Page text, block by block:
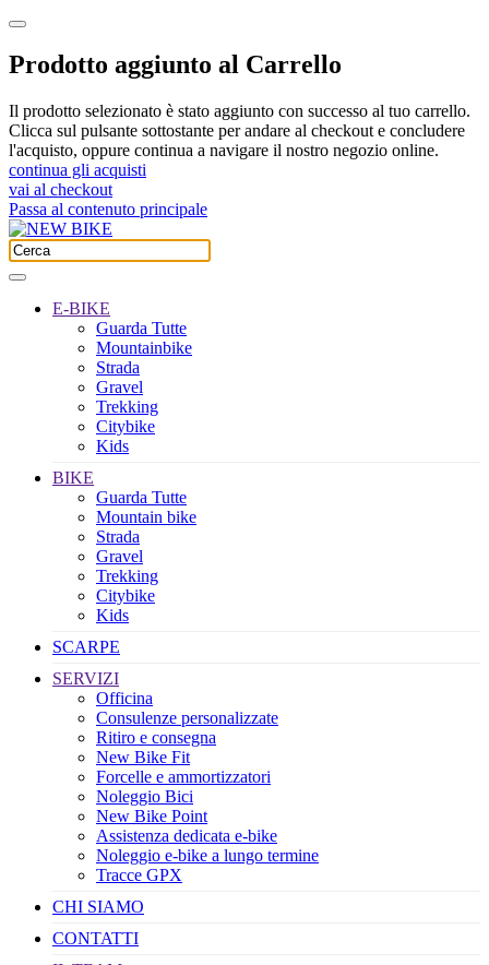
Prodotto aggiunto al Carrello
Il prodotto selezionato è stato aggiunto con successo al tuo carrello.
Clicca sul pulsante sottostante per andare al checkout e concludere
l'acquisto, oppure continua a navigare il nostro negozio online.
continua gli acquisti
vai al checkout
Passa al contenuto principale
E-BIKE
Guarda Tutte
Mountainbike
Strada
Gravel
Trekking
Citybike
Kids
BIKE
Guarda Tutte
Mountain bike
Strada
Gravel
Trekking
Citybike
Kids
SCARPE
SERVIZI
Officina
Consulenze personalizzate
Ritiro e consegna
New Bike Fit
Forcelle e ammortizzatori
Noleggio Bici
New Bike Point
Assistenza dedicata e-bike
Noleggio e-bike a lungo termine
Tracce GPX
CHI SIAMO
CONTATTI